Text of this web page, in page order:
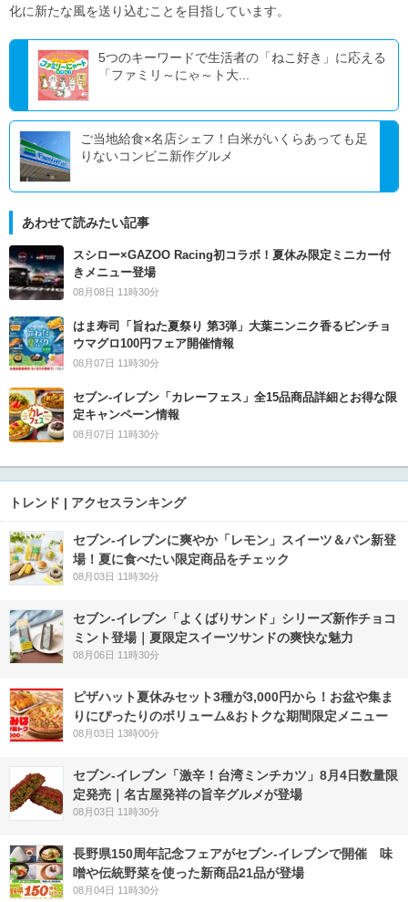
化に新たな風を送り込むことを目指しています。
5つのキーワードで生活者の「ねこ好き」に応える
「ファミリ～にゃ～ト大...
ご当地給食×名店シェフ！白米がいくらあっても足
りないコンビニ新作グルメ
あわせて読みたい記事
スシロー×GAZOO Racing初コラボ！夏休み限定ミニカー付
きメニュー登場
08月08日 11時30分
はま寿司「旨ねた夏祭り 第3弾」大葉ニンニク香るビンチョ
ウマグロ100円フェア開催情報
08月07日 11時30分
セブン‐イレブン「カレーフェス」全15品商品詳細とお得な限
定キャンペーン情報
08月07日 11時30分
トレンド | アクセスランキング
セブン‐イレブンに爽やか「レモン」スイーツ＆パン新登
場！夏に食べたい限定商品をチェック
08月03日 11時30分
セブン‐イレブン「よくばりサンド」シリーズ新作チョコ
ミント登場｜夏限定スイーツサンドの爽快な魅力
08月06日 11時30分
ピザハット夏休みセット3種が3,000円から！お盆や集ま
りにぴったりのボリューム&おトクな期間限定メニュー
08月03日 13時00分
セブン-イレブン「激辛！台湾ミンチカツ」8月4日数量限
定発売｜名古屋発祥の旨辛グルメが登場
08月03日 11時30分
長野県150周年記念フェアがセブン-イレブンで開催 味
噌や伝統野菜を使った新商品21品が登場
08月04日 11時30分